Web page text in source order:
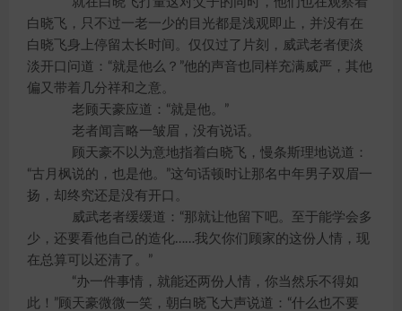
白晓飞，只不过一老一少的目光都是浅观即止，并没有在
白晓飞身上停留太长时间。仅仅过了片刻，威武老者便淡
淡开口问道：“就是他么？”他的声音也同样充满威严，其他
偏又带着几分祥和之意。
老顾天豪应道：“就是他。”
老者闻言略一皱眉，没有说话。
顾天豪不以为意地指着白晓飞，慢条斯理地说道：
“古月枫说的，也是他。”这句话顿时让那名中年男子双眉一
扬，却终究还是没有开口。
威武老者缓缓道：“那就让他留下吧。至于能学会多
少，还要看他自己的造化……我欠你们顾家的这份人情，现
在总算可以还清了。”
“办一件事情，就能还两份人情，你当然乐不得如
此！”顾天豪微微一笑，朝白晓飞大声说道：“什么也不要